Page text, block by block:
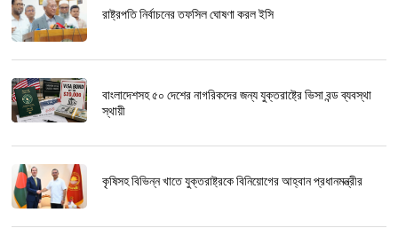
রাষ্ট্রপতি নির্বাচনের তফসিল ঘোষণা করল ইসি
বাংলাদেশসহ ৫০ দেশের নাগরিকদের জন্য যুক্তরাষ্ট্রে ভিসা বন্ড ব্যবস্থা
স্থায়ী
কৃষিসহ বিভিন্ন খাতে যুক্তরাষ্ট্রকে বিনিয়োগের আহ্বান প্রধানমন্ত্রীর